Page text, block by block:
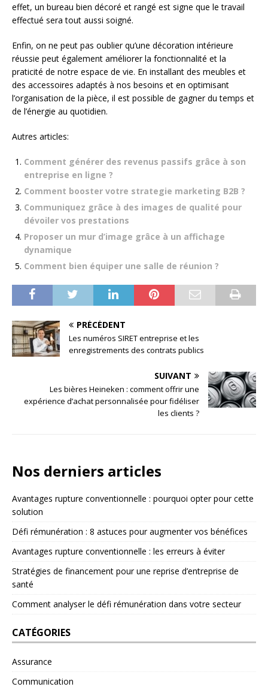
effet, un bureau bien décoré et rangé est signe que le travail
effectué sera tout aussi soigné.
Enfin, on ne peut pas oublier qu’une décoration intérieure
réussie peut également améliorer la fonctionnalité et la
praticité de notre espace de vie. En installant des meubles et
des accessoires adaptés à nos besoins et en optimisant
l’organisation de la pièce, il est possible de gagner du temps et
de l’énergie au quotidien.
Autres articles:
Comment générer des revenus passifs grâce à son
entreprise en ligne ?
Comment booster votre strategie marketing B2B ?
Communiquez grâce à des images de qualité pour
dévoiler vos prestations
Proposer un mur d’image grâce à un affichage
dynamique
Comment bien équiper une salle de réunion ?
PRÉCÉDENT
Les numéros SIRET entreprise et les
enregistrements des contrats publics
SUIVANT
Les bières Heineken : comment offrir une
expérience d’achat personnalisée pour fidéliser
les clients ?
Nos derniers articles
Avantages rupture conventionnelle : pourquoi opter pour cette
solution
Défi rémunération : 8 astuces pour augmenter vos bénéfices
Avantages rupture conventionnelle : les erreurs à éviter
Stratégies de financement pour une reprise d’entreprise de
santé
Comment analyser le défi rémunération dans votre secteur
CATÉGORIES
Assurance
Communication